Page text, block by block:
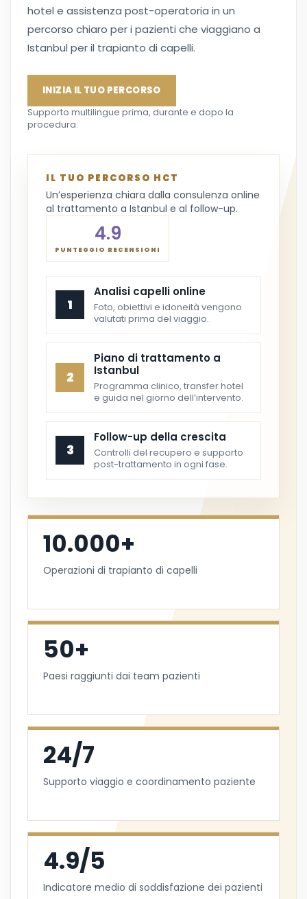
hotel e assistenza post-operatoria in un
percorso chiaro per i pazienti che viaggiano a
Istanbul per il trapianto di capelli.
INIZIA IL TUO PERCORSO
Supporto multilingue prima, durante e dopo la
procedura.
IL TUO PERCORSO HCT
Un’esperienza chiara dalla consulenza online
al trattamento a Istanbul e al follow-up.
4.9
PUNTEGGIO RECENSIONI
1
Analisi capelli online
Foto, obiettivi e idoneità vengono
valutati prima del viaggio.
2
Piano di trattamento a
Istanbul
Programma clinico, transfer hotel
e guida nel giorno dell’intervento.
3
Follow-up della crescita
Controlli del recupero e supporto
post-trattamento in ogni fase.
10.000+
Operazioni di trapianto di capelli
50+
Paesi raggiunti dai team pazienti
24/7
Supporto viaggio e coordinamento paziente
4.9/5
Indicatore medio di soddisfazione dei pazienti